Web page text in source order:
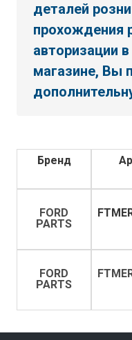
деталей
прохождения
авторизации
магазине, Вы
Бренд
FORD
PARTS
FORD
PARTS